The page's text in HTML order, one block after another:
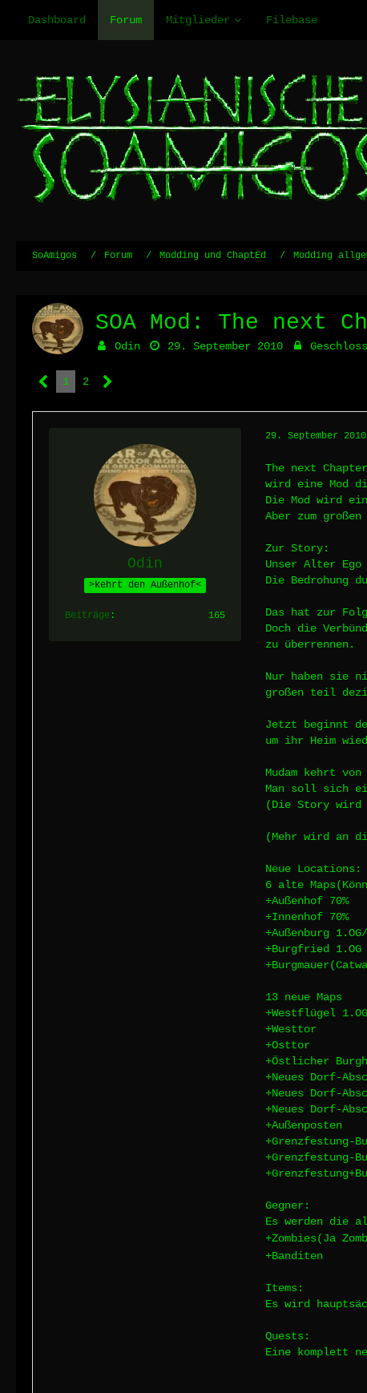
Dashboard Forum Mitglieder Filebase
SoAmigos Forum Modding und ChaptEd Modding
SOA Mod: The next
Odin 29. September 2010
1 2
Odin
>kehrt den Außenhof<
Beiträge 165
29. September 2010
The next Chapter
wird eine Mod
Die Mod wird
Aber zum
Zur Story:
Unser Alter
Die Bedrohung
Das hat zur
Doch die
zu überrennen.
Nur haben sie
großen teil
Jetzt beginnt
um ihr Heim
Mudam kehrt
Man soll sich
(Die Story wird
(Mehr wird an
Neue Locations:
6 alte
+Außenhof 70%
+Innenhof 70%
+Außenburg
+Burgfried 1.OG
13 neue Maps
+Westflügel
+Westtor
+Osttor
+Östlicher
+Neues Dorf-
+Neues Dorf-
+Neues Dorf-
+Außenposten
+Grenzfestung-
+Grenzfestung-
Gegner:
Es werden die
+Zombies(Ja
+Banditen
Items:
Es wird
Quests:
Eine komplett